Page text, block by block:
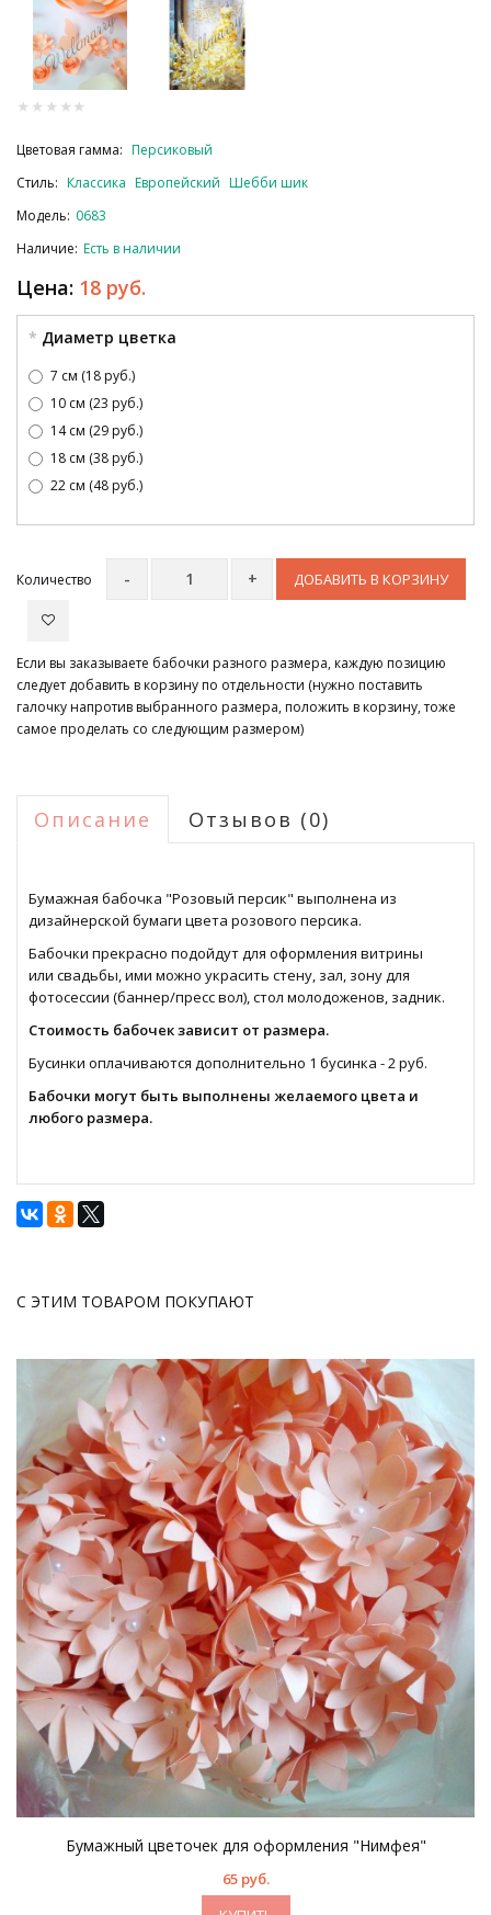
Цветовая гамма: Персиковый
Стиль: Классика Европейский Шебби шик
Модель: 0683
Наличие: Есть в наличии
Цена: 18 руб.
Диаметр цветка
7 см (18 руб.)
10 см (23 руб.)
14 см (29 руб.)
18 см (38 руб.)
22 см (48 руб.)
Количество ДОБАВИТЬ В КОРЗИНУ
Если вы заказываете бабочки разного размера, каждую позицию
следует добавить в корзину по отдельности (нужно поставить
галочку напротив выбранного размера, положить в корзину, тоже
самое проделать со следующим размером)
Описание Отзывов (0)
Бумажная бабочка "Розовый персик" выполнена из
дизайнерской бумаги цвета розового персика.
Бабочки прекрасно подойдут для оформления витрины
или свадьбы, ими можно украсить стену, зал, зону для
фотосессии (баннер/пресс вол), стол молодоженов, задник.
Стоимость бабочек зависит от размера.
Бусинки оплачиваются дополнительно 1 бусинка - 2 руб.
Бабочки могут быть выполнены желаемого цвета и
любого размера.
С ЭТИМ ТОВАРОМ ПОКУПАЮТ
Бумажный цветочек для оформления "Нимфея"
65 руб.